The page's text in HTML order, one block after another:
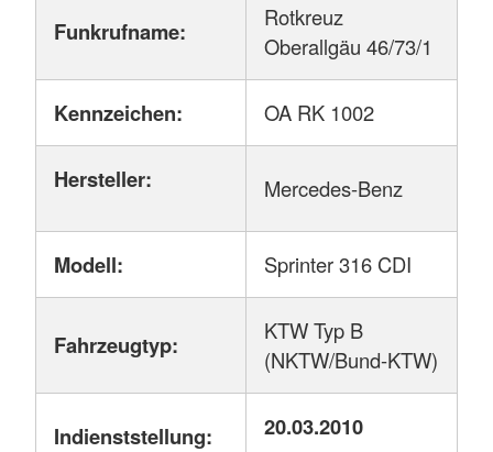
Funkrufname:
Rotkreuz
Oberallgäu 46/73/1
Kennzeichen: OA RK 1002
Hersteller: Mercedes-Benz
Modell: Sprinter 316 CDI
Fahrzeugtyp:
KTW Typ B
(NKTW/Bund-KTW)
Indienststellung: 20.03.2010